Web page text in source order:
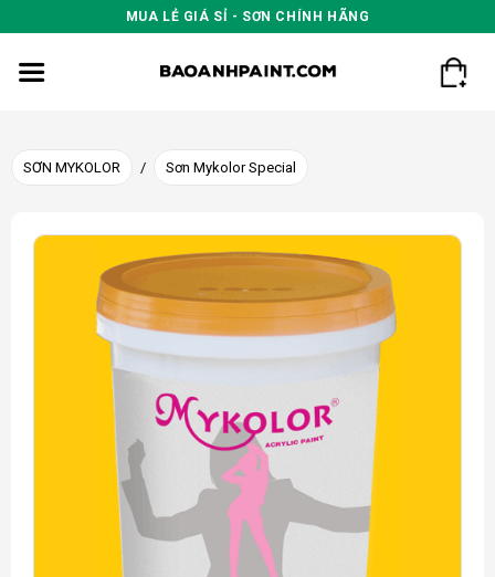
to
content
MUA LẺ GIÁ SỈ - SƠN CHÍNH HÃNG
SƠN MYKOLOR / Sơn Mykolor Special